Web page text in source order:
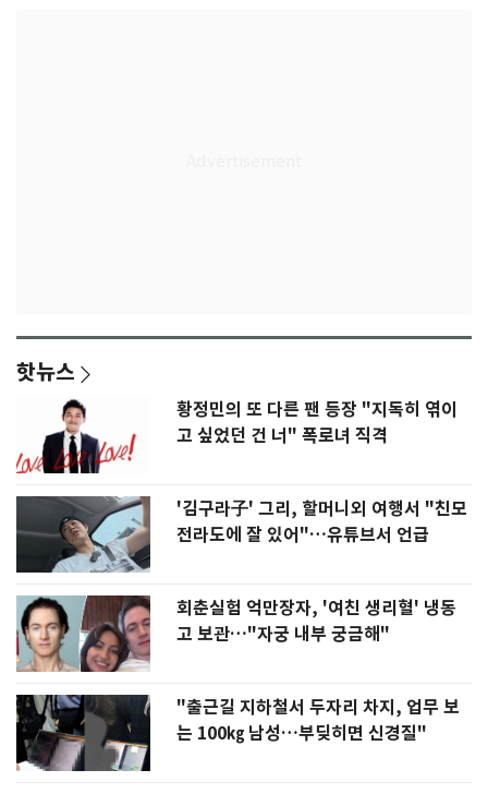
핫뉴스
황정민의 또 다른 팬 등장 "지독히 엮이
고 싶었던 건 너" 폭로녀 직격
'김구라子' 그리, 할머니외 여행서 "친모
전라도에 잘 있어"…유튜브서 언급
회춘실험 억만장자, '여친 생리혈' 냉동
고 보관…"자궁 내부 궁금해"
"출근길 지하철서 두자리 차지, 업무 보
는 100㎏ 남성…부딪히면 신경질"